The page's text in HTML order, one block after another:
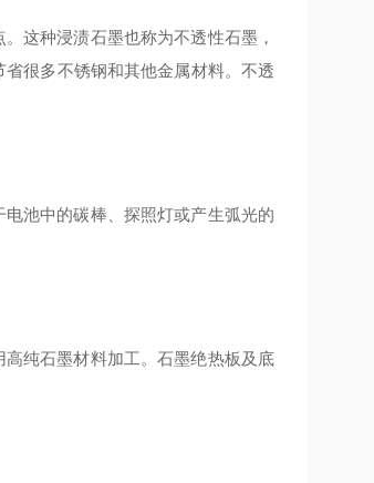
这种浸渍石墨也称为不透性石墨，
很多不锈钢和其他金属材料。不透
池中的碳棒、探照灯或产生弧光的
纯石墨材料加工。石墨绝热板及底